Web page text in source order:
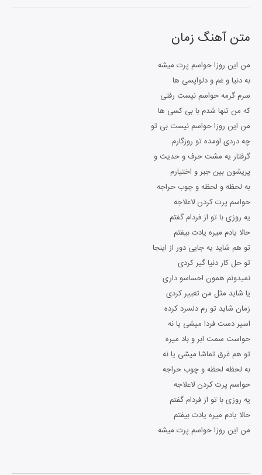
متن آهنگ زمان
من این روزا حواسم پرت میشه
به دنیا و غم و دلواپسی ها
سرم گرمه حواسم نیست رفتی
که من تنها شدم با بی کسی ها
من این روزا حواسم نیست بی تو
چه دردی اومده تو روزگارم
گرفتار یه مشت حرف و حدیث و
پریشون بین جبر و اختیارم
به لحظه و لحظه و چوب حراجه
حواسم پرت کردن لاعلاجه
یه روزی با تو از فردام گفتم
حالا یادم میره یادت بیفتم
تو هم شاید یه جایی دور از اینجا
تو حل کار دنیا گیر کردی
نمیدونم همون احساسو داری
یا شاید مثل من تغییر کردی
زمان شاید تو رم دلسرد کرده
اسیر دست فردا میشی یا نه
حواست سمت ابر و باد میره
تو هم غرق تماشا میشی یا نه
به لحظه لحظه و چوب حراجه
حواسم پرت کردن لاعلاجه
یه روزی با تو از فردام گفتم
حالا یادم میره یادت بیفتم
من این روزا حواسم پرت میشه